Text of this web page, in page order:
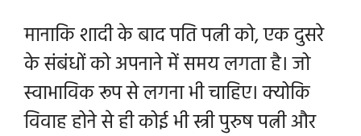
मानाकि शादी के बाद पति पत्नी को, एक दुसरे
के संबंधों को अपनाने में समय लगता है। जो
स्वाभाविक रूप से लगना भी चाहिए। क्योकि
विवाह होने से ही कोई भी स्त्री पुरुष पत्नी और